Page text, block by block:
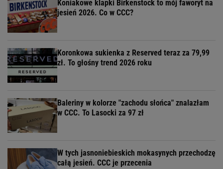
Koniakowe klapki Birkenstock to mój faworyt na
jesień 2026. Co w CCC?
Koronkowa sukienka z Reserved teraz za 79,99
zł. To głośny trend 2026 roku
Baleriny w kolorze "zachodu słońca" znalazłam
w CCC. To Lasocki za 97 zł
W tych jasnoniebieskich mokasynych przechodzę
całą jesień. CCC je przecenia